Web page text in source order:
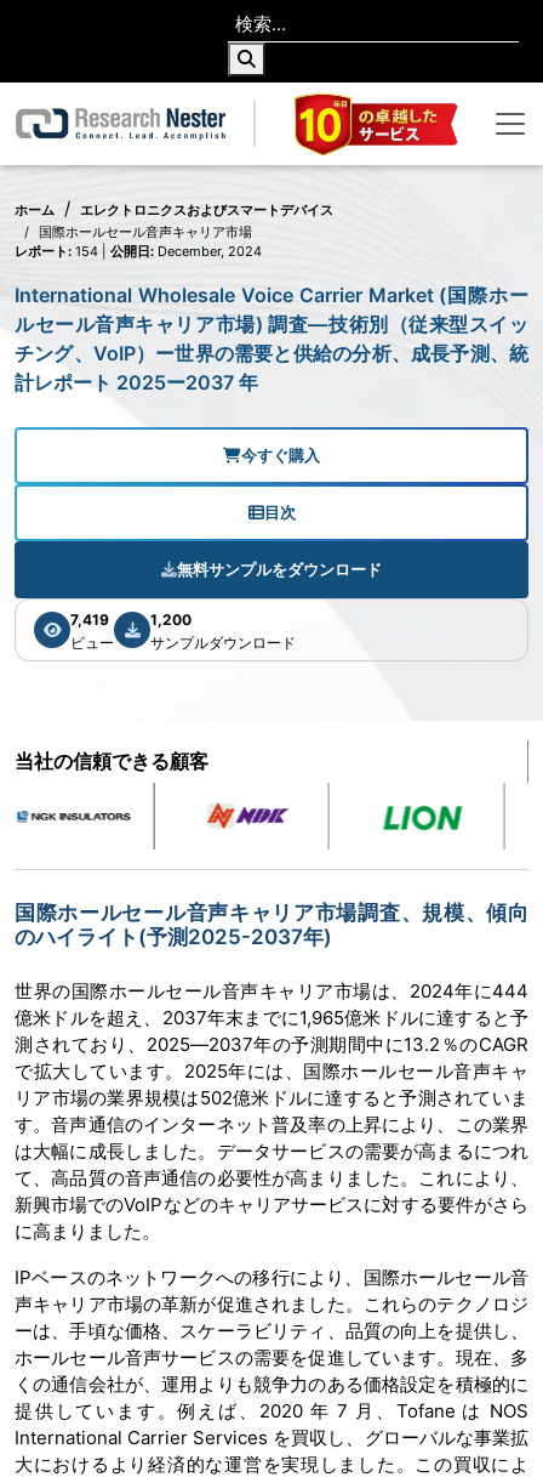
ホーム
エレクトロニクスおよびスマートデバイス
国際ホールセール音声キャリア市場
レポート: 154 | 公開日: December, 2024
International Wholesale Voice Carrier Market (国際ホー
ルセール音声キャリア市場) 調査―技術別（従来型スイッ
チング、VoIP）ー世界の需要と供給の分析、成長予測、統
計レポート 2025ー2037 年
今すぐ購入
目次
無料サンプルをダウンロード
7,419
ビュー
1,200
サンプルダウンロード
当社の信頼できる顧客
国際ホールセール音声キャリア市場調査、規模、傾向
のハイライト(予測2025-2037年)
世界の国際ホールセール音声キャリア市場は、2024年に444
億米ドルを超え、2037年末までに1,965億米ドルに達すると予
測されており、2025―2037年の予測期間中に13.2％のCAGR
で拡大しています。2025年には、国際ホールセール音声キャ
リア市場の業界規模は502億米ドルに達すると予測されていま
す。音声通信のインターネット普及率の上昇により、この業界
は大幅に成長しました。データサービスの需要が高まるにつれ
て、高品質の音声通信の必要性が高まりました。これにより、
新興市場でのVoIPなどのキャリアサービスに対する要件がさら
に高まりました。
IPベースのネットワークへの移行により、国際ホールセール音
声キャリア市場の革新が促進されました。これらのテクノロジ
ーは、手頃な価格、スケーラビリティ、品質の向上を提供し、
ホールセール音声サービスの需要を促進しています。現在、多
くの通信会社が、運用よりも競争力のある価格設定を積極的に
提供しています。例えば、2020 年 7 月、Tofane は NOS
International Carrier Services を買収し、グローバルな事業拡
大におけるより経済的な運営を実現しました。この買収によ